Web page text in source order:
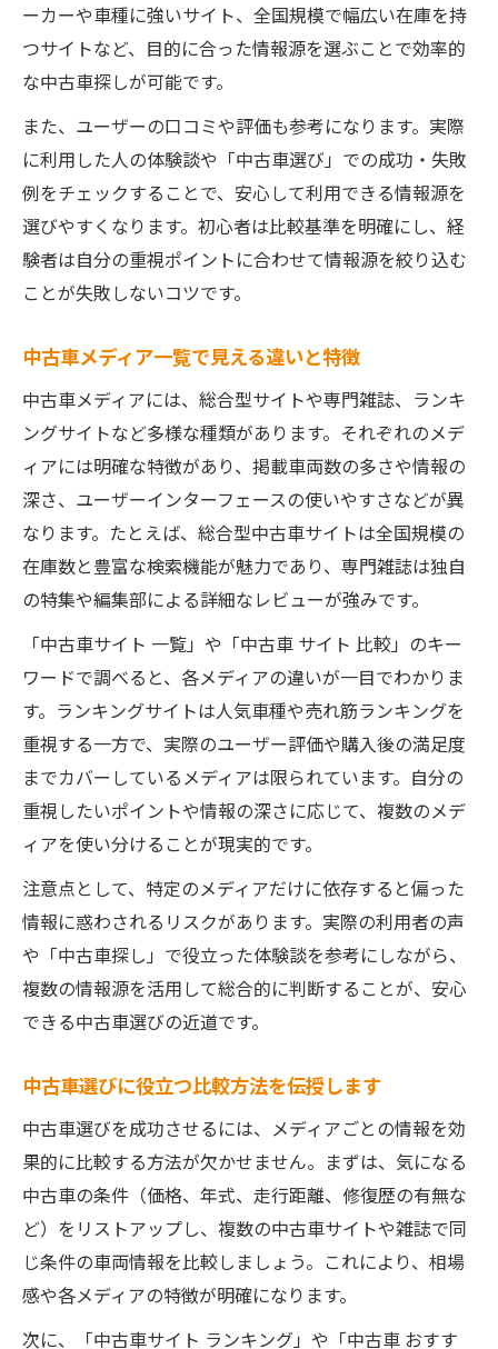
ーカーや車種に強いサイト、全国規模で幅広い在庫を持
つサイトなど、目的に合った情報源を選ぶことで効率的
な中古車探しが可能です。
また、ユーザーの口コミや評価も参考になります。実際
に利用した人の体験談や「中古車選び」での成功・失敗
例をチェックすることで、安心して利用できる情報源を
選びやすくなります。初心者は比較基準を明確にし、経
験者は自分の重視ポイントに合わせて情報源を絞り込む
ことが失敗しないコツです。
中古車メディア一覧で見える違いと特徴
中古車メディアには、総合型サイトや専門雑誌、ランキ
ングサイトなど多様な種類があります。それぞれのメデ
ィアには明確な特徴があり、掲載車両数の多さや情報の
深さ、ユーザーインターフェースの使いやすさなどが異
なります。たとえば、総合型中古車サイトは全国規模の
在庫数と豊富な検索機能が魅力であり、専門雑誌は独自
の特集や編集部による詳細なレビューが強みです。
「中古車サイト 一覧」や「中古車 サイト 比較」のキー
ワードで調べると、各メディアの違いが一目でわかりま
す。ランキングサイトは人気車種や売れ筋ランキングを
重視する一方で、実際のユーザー評価や購入後の満足度
までカバーしているメディアは限られています。自分の
重視したいポイントや情報の深さに応じて、複数のメデ
ィアを使い分けることが現実的です。
注意点として、特定のメディアだけに依存すると偏った
情報に惑わされるリスクがあります。実際の利用者の声
や「中古車探し」で役立った体験談を参考にしながら、
複数の情報源を活用して総合的に判断することが、安心
できる中古車選びの近道です。
中古車選びに役立つ比較方法を伝授します
中古車選びを成功させるには、メディアごとの情報を効
果的に比較する方法が欠かせません。まずは、気になる
中古車の条件（価格、年式、走行距離、修復歴の有無な
ど）をリストアップし、複数の中古車サイトや雑誌で同
じ条件の車両情報を比較しましょう。これにより、相場
感や各メディアの特徴が明確になります。
次に、「中古車サイト ランキング」や「中古車 おすす